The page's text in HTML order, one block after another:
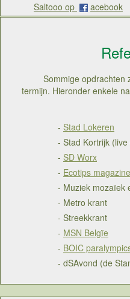
Saltooo op
acebook
Sommige opdrachten
termijn. Hieronder enkele
- Stad Lokeren
- Stad Kortrijk
- SD Worx
- Ecotips magazine
- Muziek mozaïek
- Metro krant
- Streekkrant
- MSN Belgïe
- BOIC
- dSAvond (de